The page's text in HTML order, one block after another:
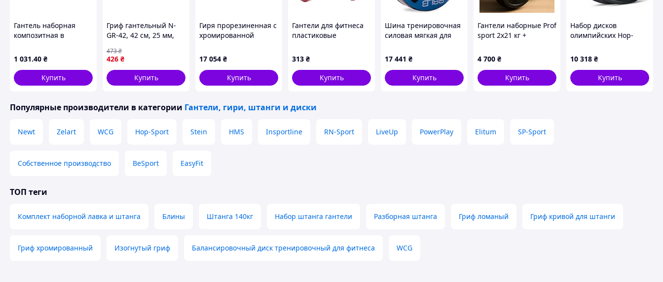
Гантель наборная
композитная в
Rock pro 13 кг NE-PL-G-
013
1 031.40 ₴
Купить
Гриф гантельный N-
GR-42, 42 см, 25 мм,
426 ₴
473₴
Купить
Гиря прорезиненная с
хромированной
17 054 ₴
Купить
Гантели для фитнеса
пластиковые
2шт 1кг цвета в
ассортименте
313 ₴
Купить
Шина тренировочная
силовая мягкая для
2610-40 40кг синий
17 441 ₴
Купить
Гантели наборные Prof
sport 2х21 кг +
покрытие
4 700 ₴
Купить
Набор дисков
олимпийских Hop-
10 318 ₴
Купить
Популярные производители в категории Гантели, гири, штанги и диски
Newt Zelart WCG Hop-Sport Stein HMS Insportline RN-Sport LiveUp PowerPlay Elitum SP-Sport
Собственное производство BeSport EasyFit
ТОП теги
Комплект наборной лавка и штанга Блины Штанга 140кг Набор штанга гантели Разборная штанга Гриф ломаный Гриф кривой для штанги
Гриф хромированный Изогнутый гриф Балансировочный диск тренировочный для фитнеса WCG